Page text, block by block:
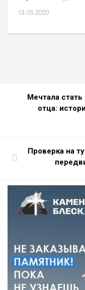
13.05.2020
Мечтала
отца:
Проверка на